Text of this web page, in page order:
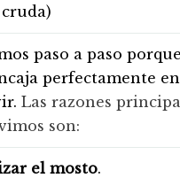
paso a paso
perfectamente
Las razones
son:
el mosto.